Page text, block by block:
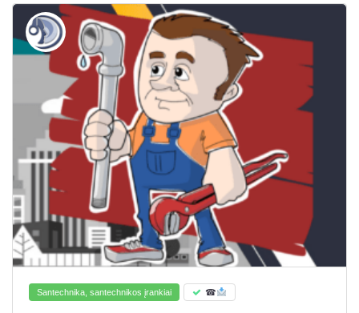
Santechnika, santechnikos įrankiai ☎